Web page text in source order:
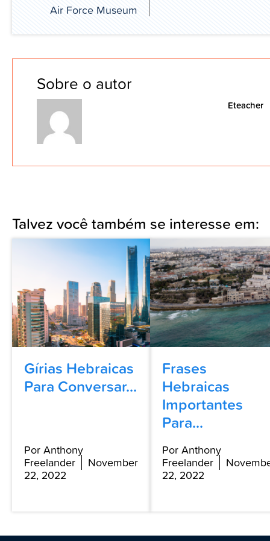
Air Force Museum
Sobre o autor
Eteacher
Talvez você também se interesse em:
Gírias Hebraicas
Para Conversar...
Por Anthony
Freelander
November
22, 2022
Frases
Hebraicas
Importantes
Para...
Por Anthony
Freelander
22, 2022